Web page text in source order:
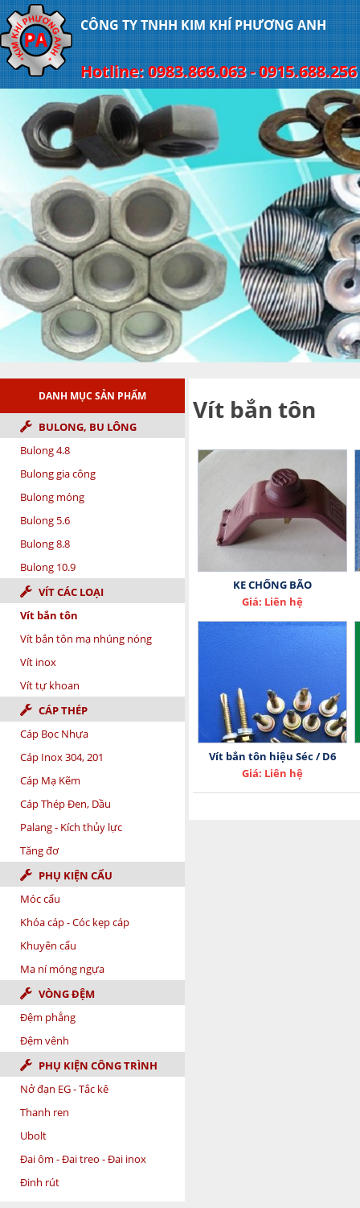
CÔNG TY TNHH KIM KHÍ PHƯƠNG ANH
Hotline: 0983.866.063 - 0915.688.256
DANH MỤC SẢN PHẨM
BULONG, BU LÔNG
Bulong 4.8
Bulong gia công
Bulong móng
Bulong 5.6
Bulong 8.8
Bulong 10.9
VÍT CÁC LOẠI
Vít bắn tôn
Vít bắn tôn mạ nhúng nóng
Vít inox
Vít tự khoan
CÁP THÉP
Cáp Bọc Nhựa
Cáp Inox 304, 201
Cáp Mạ Kẽm
Cáp Thép Đen, Dầu
Palang - Kích thủy lực
Tăng đơ
PHỤ KIỆN CẨU
Móc cẩu
Khóa cáp - Cóc kẹp cáp
Khuyên cẩu
Ma ní móng ngựa
VÒNG ĐỆM
Đệm phẳng
Đệm vênh
PHỤ KIỆN CÔNG TRÌNH
Nở đạn EG - Tắc kê
Thanh ren
Ubolt
Đai ôm - Đai treo - Đai inox
Đinh rút
Vít bắn tôn
KE CHỐNG BÃO
Giá: Liên hệ
Vít bắn tôn hiệu Séc / D6
Giá: Liên hệ